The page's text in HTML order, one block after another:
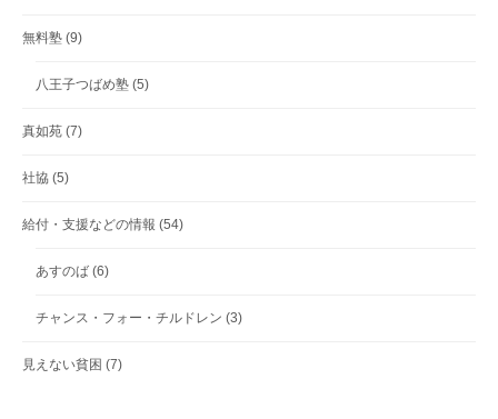
無料塾 (9)
八王子つばめ塾 (5)
真如苑 (7)
社協 (5)
給付・支援などの情報 (54)
あすのば (6)
チャンス・フォー・チルドレン (3)
見えない貧困 (7)